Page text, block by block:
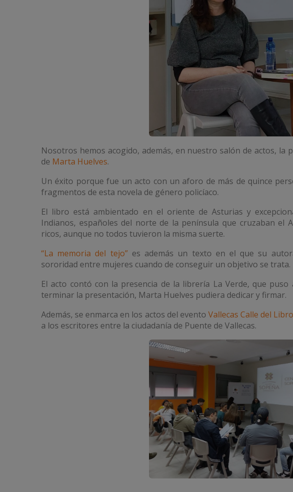
Nosotros hemos acogido, además, en nuestro salón de actos, la
de Marta Huelves.
Un éxito porque fue un acto con un aforo de más de quince
fragmentos de esta novela de género policíaco.
El libro está ambientado en el oriente de Asturias y
Indianos, españoles del norte de la península que cruzaban el
ricos, aunque no todos tuvieron la misma suerte.
“La memoria del tejo”es además un texto en el que su
sororidad entre mujeres cuando de conseguir un objetivo se trata.
El acto contó con la presencia de la librería La Verde, que
terminar la presentación, Marta Huelves pudiera dedicar y firmar.
Además, se enmarca en los actos del evento Vallecas Calle del Libro
a los escritores entre la ciudadanía de Puente de Vallecas.